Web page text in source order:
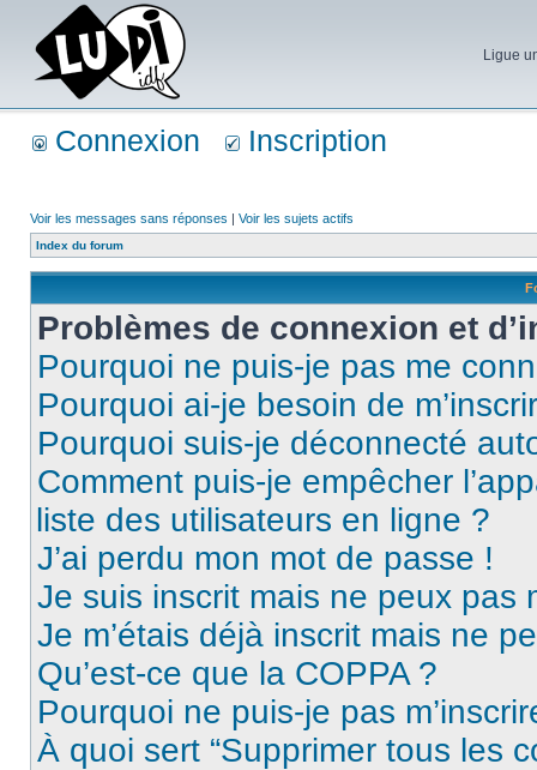
Ligue
Connexion Inscription
Voir les messages sans réponses | Voir les sujets actifs
Index du forum
Problèmes de connexion et
Pourquoi ne puis-je pas me
Pourquoi ai-je besoin de
Pourquoi suis-je déconnecté
Comment puis-je empêcher
liste des utilisateurs en ligne ?
J’ai perdu mon mot de passe !
Je suis inscrit mais ne peux pas
Je m’étais déjà inscrit mais ne
Qu’est-ce que la COPPA ?
Pourquoi ne puis-je pas
À quoi sert “Supprimer tous les